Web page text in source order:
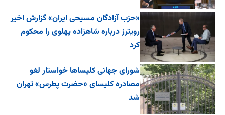
«حزب آزادگان مسیحی ایران» گزارش اخیر
رویترز درباره شاهزاده پهلوی را محکوم
کرد
شورای جهانی کلیساها خواستار لغو
مصادره کلیسای «حضرت پطرس» تهران
شد